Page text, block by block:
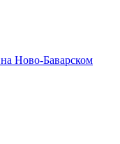
Ново-Баварском